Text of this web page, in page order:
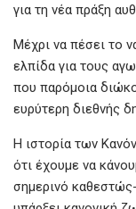
για τη νέα πράξη
Μέχρι να πέσει το
ελπίδα για τους
που παρόμοια
ευρύτερη διεθνής
Η ιστορία των
ότι έχουμε να
σημερινό